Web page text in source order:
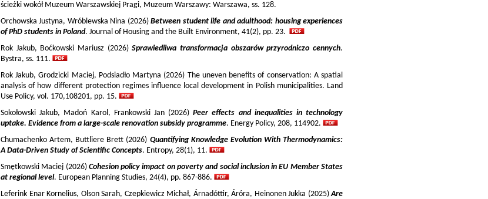
ścieżki wokół Muzeum Warszawskiej Pragi, Muzeum Warszawy: Warszawa, ss. 128.
Orchowska Justyna, Wróblewska Nina (2026)Between student life and adulthood: housing experiences
of PhD students in Poland. Journal of Housing and the Built Environment, 41(2), pp. 23.
Rok Jakub, Boćkowski Mariusz (2026)Sprawiedliwa transformacja obszarów przyrodniczo cennych.
Bystra, ss. 111.
Rok Jakub, Grodzicki Maciej, Podsiadło Martyna (2026) The uneven benefits of conservation: A spatial
analysis of how different protection regimes influence local development in Polish municipalities. Land
Use Policy, vol. 170,108201, pp. 15.
Sokołowski Jakub, Madoń Karol, Frankowski Jan (2026)Peer effects and inequalities in technology
uptake. Evidence from a large-scale renovation subsidy programme. Energy Policy, 208, 114902.
Chumachenko Artem, Buttliere Brett (2026) Quantifying Knowledge Evolution With Thermodynamics:
A Data-Driven Study of Scientific Concepts. Entropy, 28(1), 11.
Smętkowski Maciej (2026) Cohesion policy impact on poverty and social inclusion in EU Member States
at regional level. European Planning Studies, 24(4), pp. 867-886.
Leferink Enar Kornelius, Olson Sarah, Czepkiewicz Michał, Árnadóttir, Áróra, Heinonen Jukka (2025)Are